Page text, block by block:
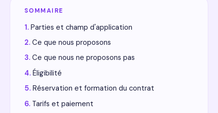
SOMMAIRE
Parties et champ d'application
Ce que nous proposons
Ce que nous ne proposons pas
Éligibilité
Réservation et formation du contrat
Tarifs et paiement